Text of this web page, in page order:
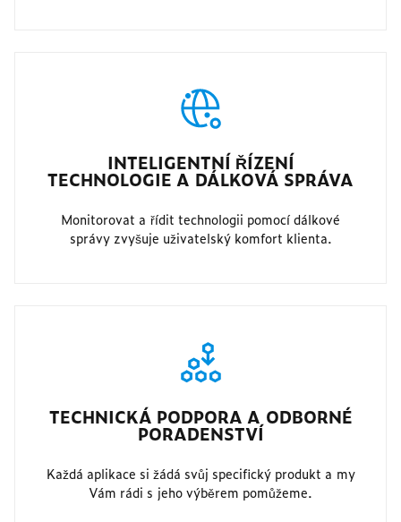
INTELIGENTNÍ ŘÍZENÍ
TECHNOLOGIE A DÁLKOVÁ SPRÁVA
Monitorovat a řídit technologii pomocí dálkové
správy zvyšuje uživatelský komfort klienta.
TECHNICKÁ PODPORA A ODBORNÉ
PORADENSTVÍ
Každá aplikace si žádá svůj specifický produkt a my
Vám rádi s jeho výběrem pomůžeme.